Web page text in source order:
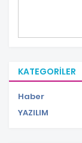
KATEGORILER
Haber
YAZILIM